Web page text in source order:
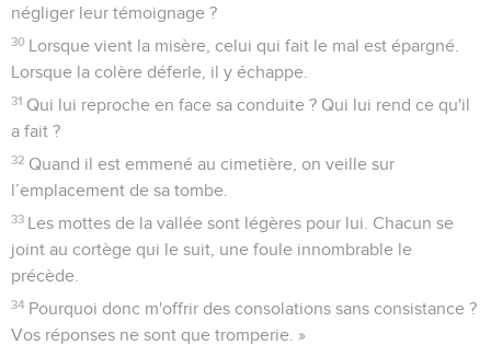
négliger leur témoignage ?
30 Lorsque vient la misère, celui qui fait le mal est épargné.
Lorsque la colère déferle, il y échappe.
31 Qui lui reproche en face sa conduite ? Qui lui rend ce qu'il
a fait ?
32 Quand il est emmené au cimetière, on veille sur
l’emplacement de sa tombe.
33 Les mottes de la vallée sont légères pour lui. Chacun se
joint au cortège qui le suit, une foule innombrable le
précède.
34 Pourquoi donc m'offrir des consolations sans consistance ?
Vos réponses ne sont que tromperie. »